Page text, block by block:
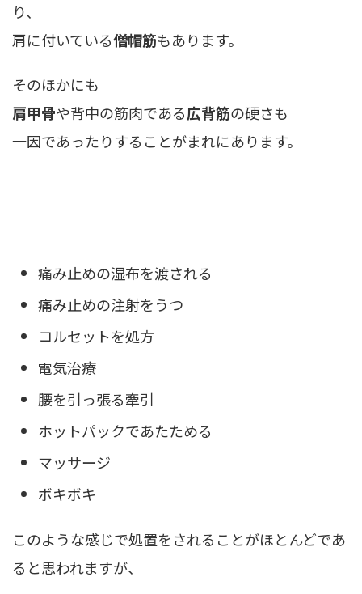
り、
肩に付いている僧帽筋もあります。
そのほかにも
肩甲骨や背中の筋肉である広背筋の硬さも
一因であったりすることがまれにあります。
痛み止めの湿布を渡される
痛み止めの注射をうつ
コルセットを処方
電気治療
腰を引っ張る牽引
ホットパックであたためる
マッサージ
ボキボキ
このような感じで処置をされることがほとんどであ
ると思われますが、